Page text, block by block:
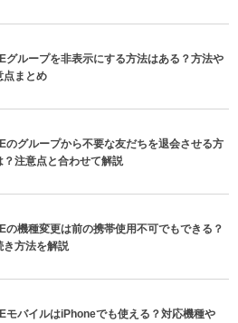
グループを非表示にする方法はある？方法や
点まとめ
のグループから不要な友だちを退会させる方
？注意点と合わせて解説
の機種変更は前の携帯使用不可でもできる？
き方法を解説
モバイルはiPhoneでも使える？対応機種や